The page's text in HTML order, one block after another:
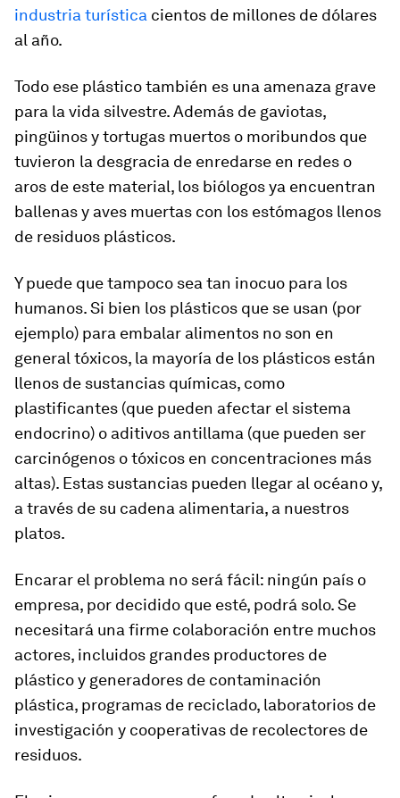
industria turística cientos de millones de dólares
al año.
Todo ese plástico también es una amenaza grave
para la vida silvestre. Además de gaviotas,
pingüinos y tortugas muertos o moribundos que
tuvieron la desgracia de enredarse en redes o
aros de este material, los biólogos ya encuentran
ballenas y aves muertas con los estómagos llenos
de residuos plásticos.
Y puede que tampoco sea tan inocuo para los
humanos. Si bien los plásticos que se usan (por
ejemplo) para embalar alimentos no son en
general tóxicos, la mayoría de los plásticos están
llenos de sustancias químicas, como
plastificantes (que pueden afectar el sistema
endocrino) o aditivos antillama (que pueden ser
carcinógenos o tóxicos en concentraciones más
altas). Estas sustancias pueden llegar al océano y,
a través de su cadena alimentaria, a nuestros
platos.
Encarar el problema no será fácil: ningún país o
empresa, por decidido que esté, podrá solo. Se
necesitará una firme colaboración entre muchos
actores, incluidos grandes productores de
plástico y generadores de contaminación
plástica, programas de reciclado, laboratorios de
investigación y cooperativas de recolectores de
residuos.